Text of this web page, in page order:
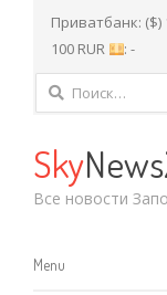
Приватбанк: ($)
100 RUR
: -
Найти:
SkyNews
Все новости
Menu
Menu